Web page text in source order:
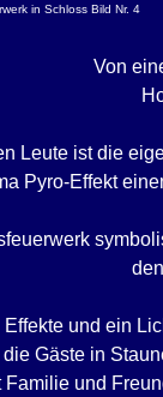
in Schloss Bild Nr. 4
Von
Leute ist die
Pyro-Effekt
und ein
Gäste in
Familie und